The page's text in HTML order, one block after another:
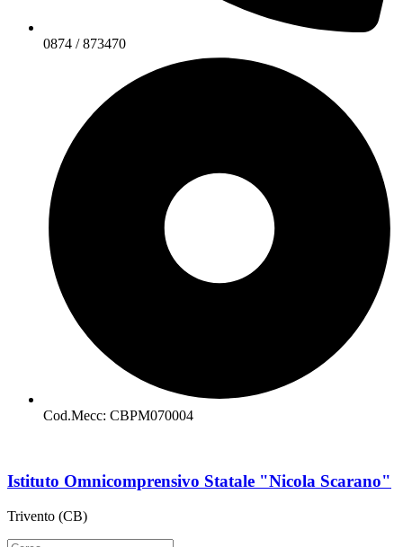
0874 / 873470
Cod.Mecc: CBPM070004
Istituto Omnicomprensivo Statale "Nicola Scarano"
Trivento (CB)